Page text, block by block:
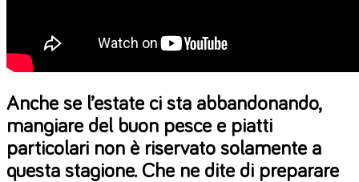
Anche se l’estate ci sta abbandonando,
mangiare del buon pesce e piatti
particolari non è riservato solamente a
questa stagione. Che ne dite di preparare